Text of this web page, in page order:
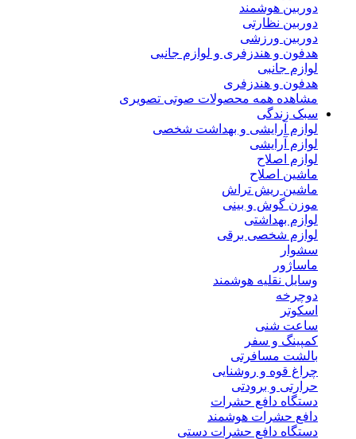
دوربین هوشمند
دوربین نظارتی
دوربین ورزشی
هدفون و هندزفری و لوازم جانبی
لوازم جانبی
هدفون و هندزفری
مشاهده همه محصولات صوتی تصویری
سبک زندگی
لوازم آرایشی و بهداشت شخصی
لوازم آرایشی
لوازم اصلاح
ماشین اصلاح
ماشین ریش تراش
موزن گوش و بینی
لوازم بهداشتی
لوازم شخصی برقی
سشوار
ماساژور
وسایل نقلیه هوشمند
دوچرخه
اسکوتر
ساعت شنی
کمپینگ و سفر
بالشت مسافرتی
چراغ قوه و روشنایی
حرارتی و برودتی
دستگاه دافع حشرات
دافع حشرات هوشمند
دستگاه دافع حشرات دستی